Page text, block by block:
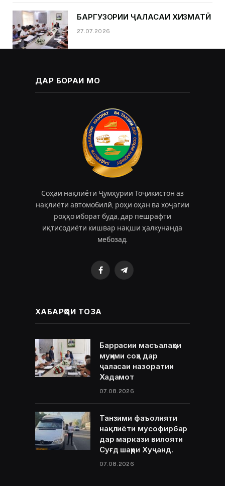
БАРГУЗОРИИ ҶАЛАСАИ ХИЗМАТӢ
27.07.2026
ДАР БОРАИ МО
Соҳаи нақлиёти Ҷумҳурии Тоҷикистон аз
нақлиёти автомобилӣ, роҳи оҳан ва хоҷагии
роҳҳо иборат буда, дар пешрафти
иқтисодиёти кишвар нақши ҳалкунанда
мебозад.
FacebookTelegram
ХАБАРҲОИ ТОЗА
Баррасии масъалаҳои
муҳими соҳа дар
ҷаласаи назоратии
Хадамот
07.08.2026
Танзими фаъолияти
нақлиёти мусофирбар
дар маркази вилояти
Суғд шаҳри Хуҷанд.
07.08.2026